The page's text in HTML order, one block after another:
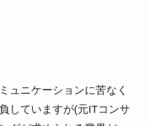
ュニケーションに苦なく
していますが(元ITコンサ